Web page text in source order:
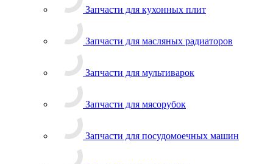
Запчасти для масляных радиаторов
Запчасти для посудомоечных машин
Запчасти для пылесосов